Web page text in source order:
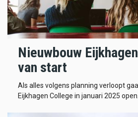
Nieuwbouw
van start
Als alles volgens planning verloopt
Eijkhagen College in januari 2025 open.